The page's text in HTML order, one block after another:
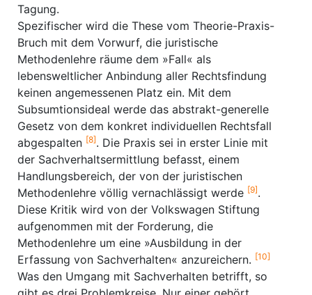
Tagung.
Spezifischer wird die These vom Theorie-Praxis-
Bruch mit dem Vorwurf, die juristische
Methodenlehre räume dem »Fall« als
lebensweltlicher Anbindung aller Rechtsfindung
keinen angemessenen Platz ein. Mit dem
Subsumtionsideal werde das abstrakt-generelle
Gesetz von dem konkret individuellen Rechtsfall
abgespalten [8]. Die Praxis sei in erster Linie mit
der Sachverhaltsermittlung befasst, einem
Handlungsbereich, der von der juristischen
Methodenlehre völlig vernachlässigt werde [9].
Diese Kritik wird von der Volkswagen Stiftung
aufgenommen mit der Forderung, die
Methodenlehre um eine »Ausbildung in der
Erfassung von Sachverhalten« anzureichern. [10]
Was den Umgang mit Sachverhalten betrifft, so